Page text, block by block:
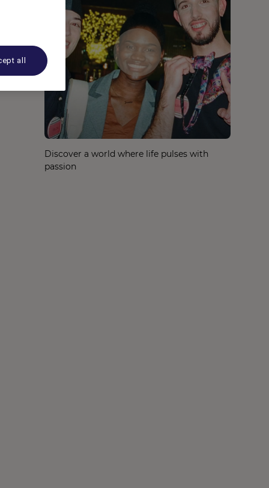
Discover a world where life pulses with
passion
all